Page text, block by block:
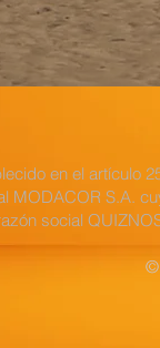
en el artículo
MODACOR S.A.
social
©